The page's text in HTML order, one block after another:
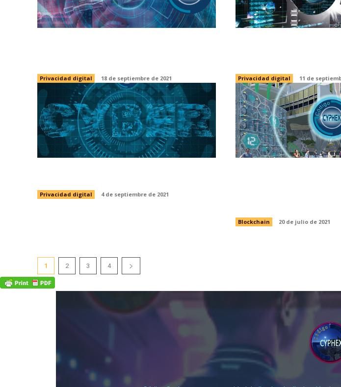
Privacidad digital 18 de septiembre de 2021 Privacidad digital 11 de
Privacidad digital 4 de septiembre de 2021
Blockchain 20 de julio de 2021
1 2 3 4